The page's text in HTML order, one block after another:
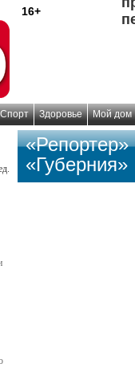
16+
Спорт Здоровье Мой дом
«Репортер»
«Губерния»